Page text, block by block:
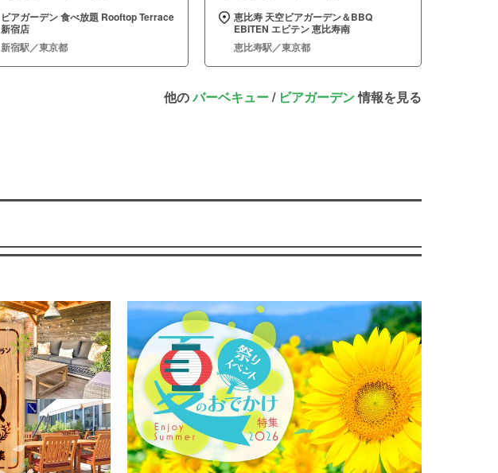
ビアガーデン 食べ放題 Rooftop Terrace
新宿店
新宿駅／東京都
恵比寿 天空ビアガーデン＆BBQ
EBITEN エビテン 恵比寿南
恵比寿駅／東京都
他のバーベキュー/ ビアガーデン情報を見る